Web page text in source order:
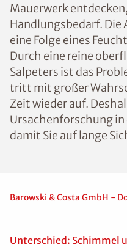
Mauerwerk
Handlungsbedarf.
eine Folge eines
Durch eine reine
Salpeters ist das
tritt mit großer
Zeit wieder auf.
Ursachenforschung
damit Sie auf lange
Barowski & Costa GmbH -
Unterschied: Schimmel